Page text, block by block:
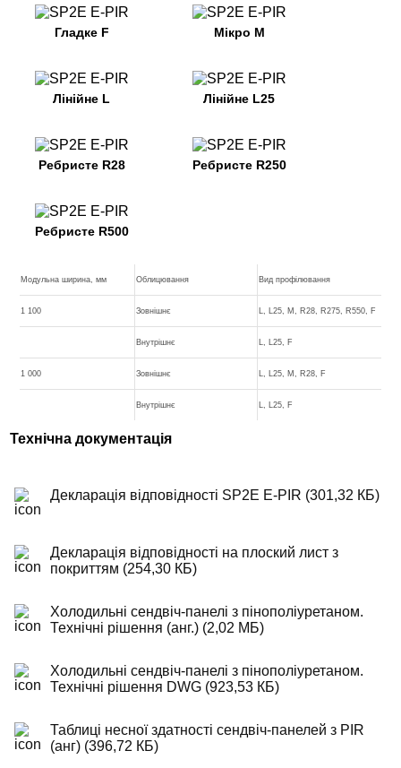
Гладке F Мікро M
Лінійне L Лінійне L25
Ребристе R28 Ребристе R250
Ребристе R500
Модульна ширина, мм Облицювання Вид профілювання
1 100 Зовнішнє L, L25, M, R28, R275, R550, F
Внутрішнє L, L25, F
1 000 Зовнішнє L, L25, M, R28, F
Внутрішнє L, L25, F
Технічна документація
Декларація відповідності SP2E E-PIR (301,32 КБ)
Декларація відповідності на плоский лист з
покриттям (254,30 КБ)
Холодильні сендвіч-панелі з пінополіуретаном.
Технічні рішення (анг.) (2,02 МБ)
Холодильні сендвіч-панелі з пінополіуретаном.
Технічні рішення DWG (923,53 КБ)
Таблиці несної здатності сендвіч-панелей з PIR
(анг) (396,72 КБ)